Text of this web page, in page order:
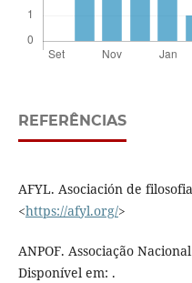
REFERÊNCIAS
AFYL. Asociación de
<https://afyl.org/>
ANPOF. Associação
Disponível em: .